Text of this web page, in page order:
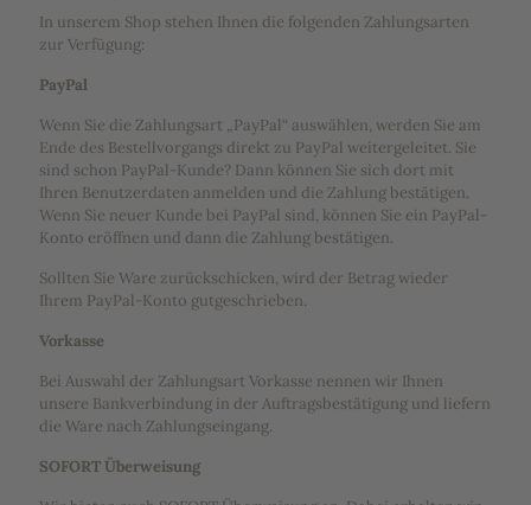
In unserem Shop stehen Ihnen die folgenden Zahlungsarten
zur Verfügung:
PayPal
Wenn Sie die Zahlungsart „PayPal“ auswählen, werden Sie am
Ende des Bestellvorgangs direkt zu PayPal weitergeleitet. Sie
sind schon PayPal-Kunde? Dann können Sie sich dort mit
Ihren Benutzerdaten anmelden und die Zahlung bestätigen.
Wenn Sie neuer Kunde bei PayPal sind, können Sie ein PayPal-
Konto eröffnen und dann die Zahlung bestätigen.
Sollten Sie Ware zurückschicken, wird der Betrag wieder
Ihrem PayPal-Konto gutgeschrieben.
Vorkasse
Bei Auswahl der Zahlungsart Vorkasse nennen wir Ihnen
unsere Bankverbindung in der Auftragsbestätigung und liefern
die Ware nach Zahlungseingang.
SOFORT Überweisung